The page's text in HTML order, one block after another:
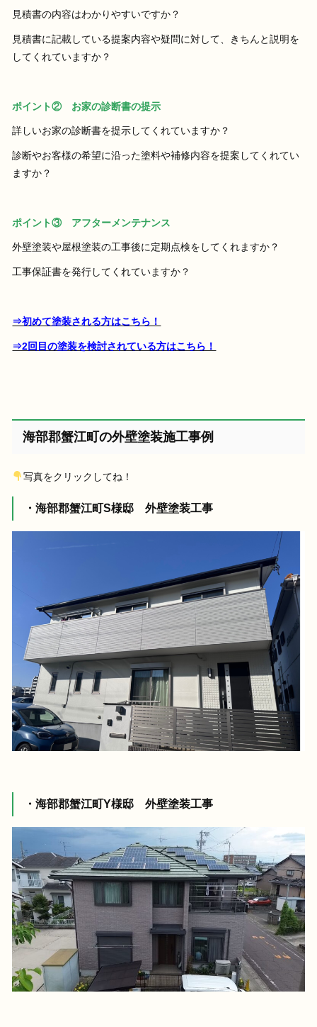
見積書の内容はわかりやすいですか？
見積書に記載している提案内容や疑問に対して、きちんと説明を
してくれていますか？
ポイント② お家の診断書の提示
詳しいお家の診断書を提示してくれていますか？
診断やお客様の希望に沿った塗料や補修内容を提案してくれてい
ますか？
ポイント③ アフターメンテナンス
外壁塗装や屋根塗装の工事後に定期点検をしてくれますか？
工事保証書を発行してくれていますか？
⇒初めて塗装される方はこちら！
⇒2回目の塗装を検討されている方はこちら！
海部郡蟹江町の外壁塗装施工事例
写真をクリックしてね！
・海部郡蟹江町S様邸 外壁塗装工事
・海部郡蟹江町Y様邸 外壁塗装工事